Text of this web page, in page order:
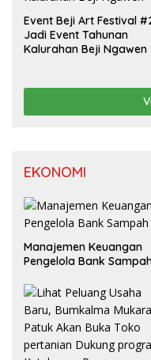
Event Beji Art Festival
Jadi Event Tahunan
Kalurahan Beji Ngawen
EKONOMI
Manajemen Keuangan
Pengelola Bank